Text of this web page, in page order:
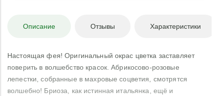
Описание Отзывы Характеристики
Настоящая фея! Оригинальный окрас цветка заставляет
поверить в волшебство красок. Абрикосово-розовые
лепестки, собранные в махровые соцветия, смотрятся
волшебно! Бриоза, как истинная итальянка, ещё и